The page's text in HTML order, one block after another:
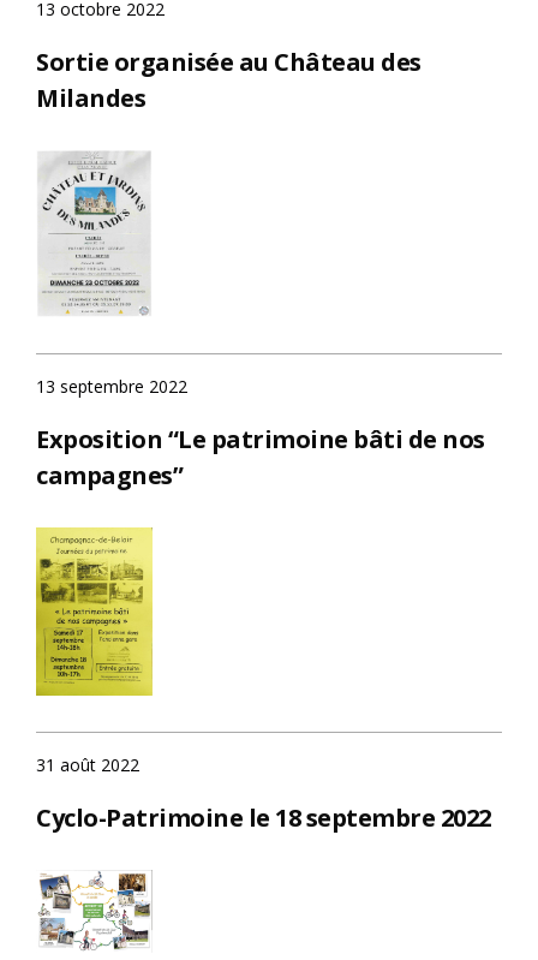
13 octobre 2022
Sortie organisée au Château des
Milandes
13 septembre 2022
Exposition “Le patrimoine bâti de nos
campagnes”
31 août 2022
Cyclo-Patrimoine le 18 septembre 2022